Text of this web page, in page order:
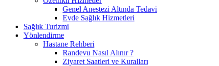
Genel Anestezi Altında Tedavi
Evde Sağlık Hizmetleri
Sağlık Turizmi
Yönlendirme
Hastane Rehberi
Randevu Nasıl Alınır ?
Ziyaret Saatleri ve Kuralları